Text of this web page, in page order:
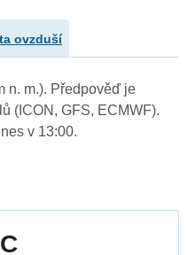
ovzduší
n. m.). Předpověď je
(ICON, GFS, ECMWF).
v 13:00.